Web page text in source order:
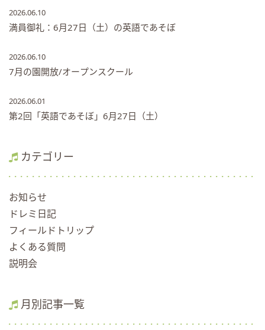
2026.06.10
満員御礼：6月27日（土）の英語であそぼ
2026.06.10
7月の園開放/オープンスクール
2026.06.01
第2回「英語であそぼ」6月27日（土）
カテゴリー
お知らせ
ドレミ日記
フィールドトリップ
よくある質問
説明会
月別記事一覧